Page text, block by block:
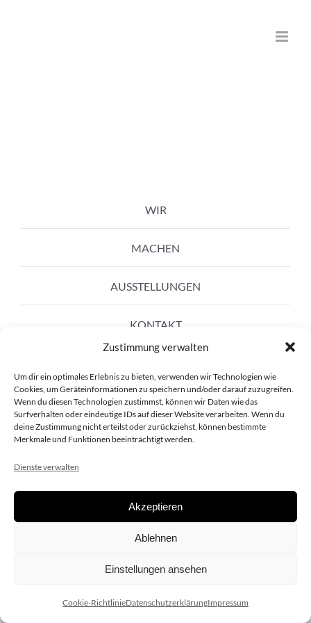
Zustimmung verwalten
Um dir ein optimales Erlebnis zu bieten, verwenden wir Technologien wie
Cookies, um Geräteinformationen zu speichern und/oder darauf zuzugreifen.
Wenn du diesen Technologien zustimmst, können wir Daten wie das
Surfverhalten oder eindeutige IDs auf dieser Website verarbeiten. Wenn du
deine Zustimmung nicht erteilst oder zurückziehst, können bestimmte
Merkmale und Funktionen beeinträchtigt werden.
Dienste verwalten
Akzeptieren
Ablehnen
Einstellungen ansehen
Cookie-RichtlinieDatenschutzerklärungImpressum
WIR
MACHEN
AUSSTELLUNGEN
KONTAKT
Copyright 2020 dieSCHAUsteller.at |Datenschützerklärung|
| Design:www.ARGEntur.at